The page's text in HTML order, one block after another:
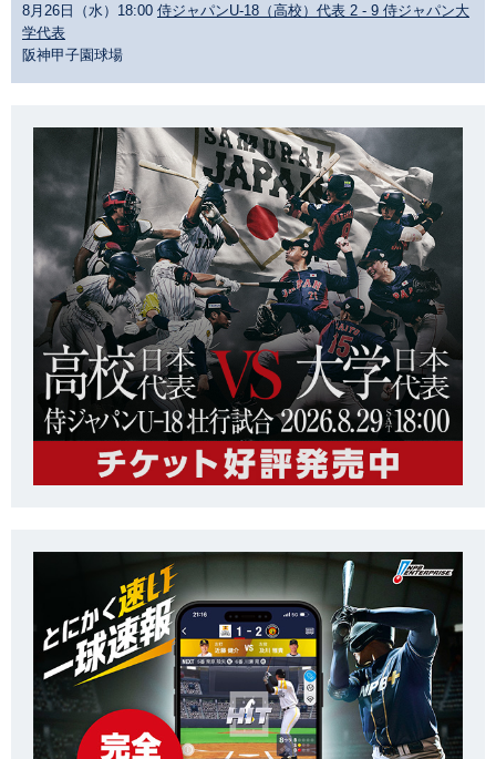
8月26日（水）18:00 侍ジャパンU-18（高校）代表 2 - 9 侍ジャパン大
学代表
阪神甲子園球場